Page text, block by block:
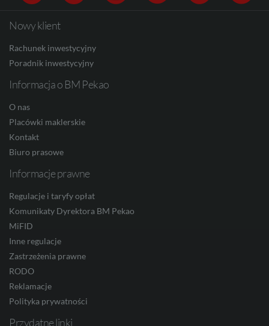
Facebook
Nowy klient
Rachunek inwestycyjny
Poradnik inwestycyjny
Informacja o BM Pekao
O nas
Placówki maklerskie
Kontakt
Biuro prasowe
Informacje prawne
Regulacje i taryfy opłat
Komunikaty Dyrektora BM Pekao
MiFID
Inne regulacje
Zastrzeżenia prawne
RODO
Reklamacje
Polityka prywatności
Przydatne linki